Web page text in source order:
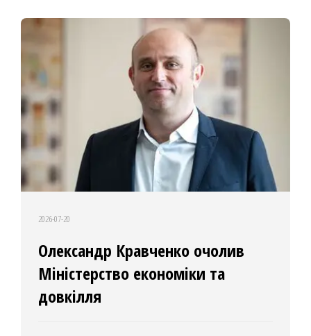
2026-07-20
Олександр Кравченко очолив
Міністерство економіки та
довкілля